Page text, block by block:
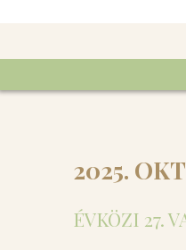
2025.
ÉVKÖZI 27.